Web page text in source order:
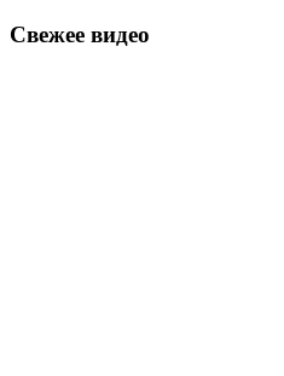
Свежее видео